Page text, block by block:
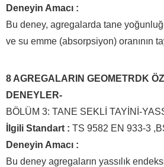
Deneyin Amacı :
Bu deney, agregalarda tane
ve su emme (absorpsiyon) oranının
8 AGREGALARIN GEOMETRDK
DENEYLER-
BÖLÜM 3: TANE SEKLİ TAYİNİ-
İlgili Standart : TS 9582 EN 933-3
Deneyin Amacı :
Bu deney agregaların yassılık